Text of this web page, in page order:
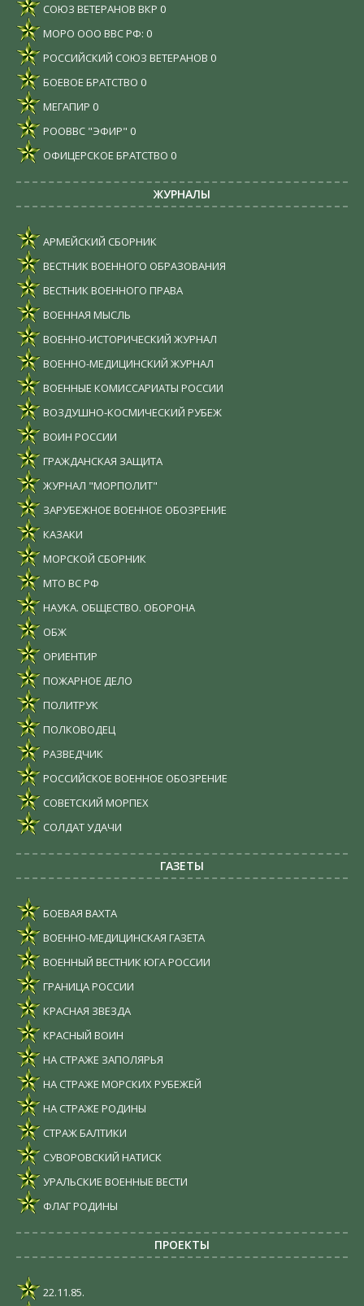
СОЮЗ ВЕТЕРАНОВ ВКР 0
МОРО ООО ВВС РФ: 0
РОССИЙСКИЙ СОЮЗ ВЕТЕРАНОВ 0
БОЕВОЕ БРАТСТВО 0
МЕГАПИР 0
РООВВС "ЭФИР" 0
ОФИЦЕРСКОЕ БРАТСТВО 0
ЖУРНАЛЫ
АРМЕЙСКИЙ СБОРНИК
ВЕСТНИК ВОЕННОГО ОБРАЗОВАНИЯ
ВЕСТНИК ВОЕННОГО ПРАВА
ВОЕННАЯ МЫСЛЬ
ВОЕННО-ИСТОРИЧЕСКИЙ ЖУРНАЛ
ВОЕННО-МЕДИЦИНСКИЙ ЖУРНАЛ
ВОЕННЫЕ КОМИССАРИАТЫ РОССИИ
ВОЗДУШНО-КОСМИЧЕСКИЙ РУБЕЖ
ВОИН РОССИИ
ГРАЖДАНСКАЯ ЗАЩИТА
ЖУРНАЛ "МОРПОЛИТ"
ЗАРУБЕЖНОЕ ВОЕННОЕ ОБОЗРЕНИЕ
КАЗАКИ
МОРСКОЙ СБОРНИК
МТО ВС РФ
НАУКА. ОБЩЕСТВО. ОБОРОНА
ОБЖ
ОРИЕНТИР
ПОЖАРНОЕ ДЕЛО
ПОЛИТРУК
ПОЛКОВОДЕЦ
РАЗВЕДЧИК
РОССИЙСКОЕ ВОЕННОЕ ОБОЗРЕНИЕ
СОВЕТСКИЙ МОРПЕХ
СОЛДАТ УДАЧИ
ГАЗЕТЫ
БОЕВАЯ ВАХТА
ВОЕННО-МЕДИЦИНСКАЯ ГАЗЕТА
ВОЕННЫЙ ВЕСТНИК ЮГА РОССИИ
ГРАНИЦА РОССИИ
КРАСНАЯ ЗВЕЗДА
КРАСНЫЙ ВОИН
НА СТРАЖЕ ЗАПОЛЯРЬЯ
НА СТРАЖЕ МОРСКИХ РУБЕЖЕЙ
НА СТРАЖЕ РОДИНЫ
СТРАЖ БАЛТИКИ
СУВОРОВСКИЙ НАТИСК
УРАЛЬСКИЕ ВОЕННЫЕ ВЕСТИ
ФЛАГ РОДИНЫ
ПРОЕКТЫ
22.11.85.